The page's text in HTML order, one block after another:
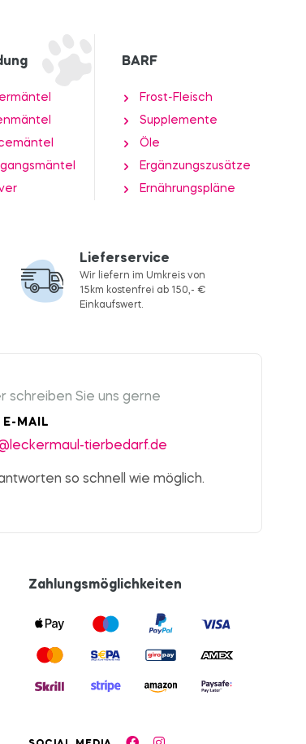
BARF
Frost-Fleisch
Supplemente
Öle
Ergänzungszusätze
Ernährungspläne
Lieferservice
Wir liefern im Umkreis von
15km kostenfrei ab 150,- €
Einkaufswert.
schreiben Sie uns gerne
E-MAIL
tierbedarf.de
so schnell wie möglich.
Zahlungsmöglichkeiten